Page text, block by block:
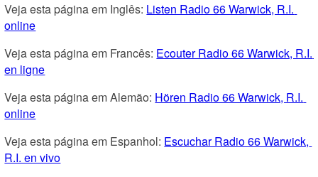
Veja esta página em Inglês: Listen Radio 66 Warwick, R.I.
online
Veja esta página em Francês: Ecouter Radio 66 Warwick, R.I.
en ligne
Veja esta página em Alemão: Hören Radio 66 Warwick, R.I.
online
Veja esta página em Espanhol: Escuchar Radio 66 Warwick,
R.I. en vivo